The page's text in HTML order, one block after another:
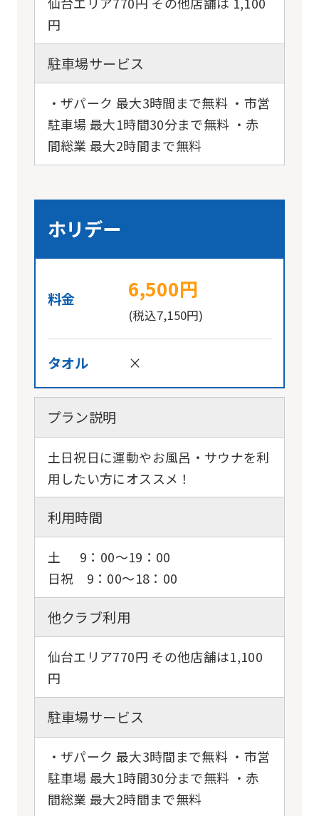
円
駐車場サービス
・ザパーク 最大3時間まで無料 ・市営
駐車場 最大1時間30分まで無料 ・赤
間総業 最大2時間まで無料
ホリデー
料金 6,500円
(税込7,150円)
タオル ×
プラン説明
土日祝日に運動やお風呂・サウナを利
用したい方にオススメ！
利用時間
土 9：00〜19：00
日祝 9：00〜18：00
他クラブ利用
仙台エリア770円 その他店舗は1,100
円
駐車場サービス
・ザパーク 最大3時間まで無料 ・市営
駐車場 最大1時間30分まで無料 ・赤
間総業 最大2時間まで無料